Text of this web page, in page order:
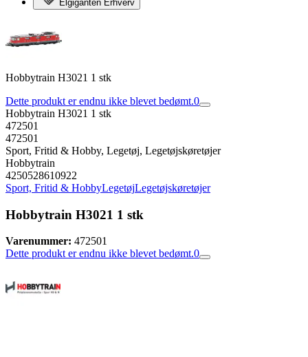
Elgiganten Erhverv
Hobbytrain H3021 1 stk
Dette produkt er endnu ikke blevet bedømt.0
Hobbytrain H3021 1 stk
472501
472501
Sport, Fritid & Hobby, Legetøj, Legetøjskøretøjer
Hobbytrain
4250528610922
Sport, Fritid & HobbyLegetøjLegetøjskøretøjer
Hobbytrain H3021 1 stk
Varenummer: 472501
Dette produkt er endnu ikke blevet bedømt.0